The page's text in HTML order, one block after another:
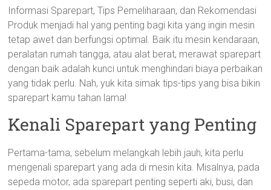
Informasi Sparepart, Tips Pemeliharaan, dan Rekomendasi
Produk menjadi hal yang penting bagi kita yang ingin mesin
tetap awet dan berfungsi optimal. Baik itu mesin kendaraan,
peralatan rumah tangga, atau alat berat, merawat sparepart
dengan baik adalah kunci untuk menghindari biaya perbaikan
yang tidak perlu. Nah, yuk kita simak tips-tips yang bisa bikin
sparepart kamu tahan lama!
Kenali Sparepart yang Penting
Pertama-tama, sebelum melangkah lebih jauh, kita perlu
mengenali sparepart yang ada di mesin kita. Misalnya, pada
sepeda motor, ada sparepart penting seperti aki, busi, dan